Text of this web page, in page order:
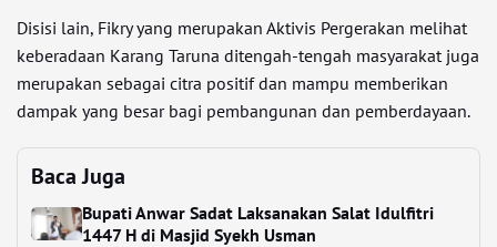
Disisi lain, Fikry yang merupakan Aktivis Pergerakan melihat
keberadaan Karang Taruna ditengah-tengah masyarakat juga
merupakan sebagai citra positif dan mampu memberikan
dampak yang besar bagi pembangunan dan pemberdayaan.
Baca Juga
Bupati Anwar Sadat Laksanakan Salat Idulfitri
1447 H di Masjid Syekh Usman